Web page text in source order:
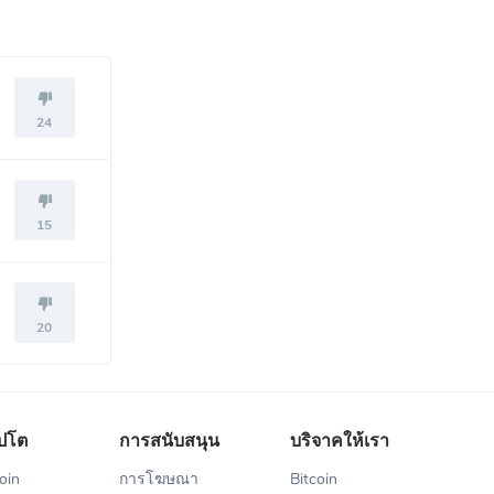
24
15
20
โต การสนับสนุน
การโฆษณา
บริจาคให้เรา
Bitcoin